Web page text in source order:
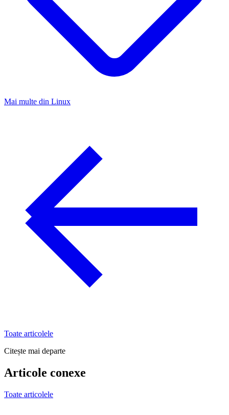
Mai multe din Linux
Toate articolele
Citește mai departe
Articole conexe
Toate articolele